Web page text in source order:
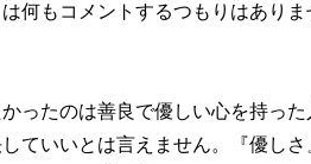
何もコメントするつもりはあり
かったのは善良で優しい心を持っ
ていいとは言えません。『優し